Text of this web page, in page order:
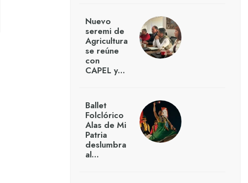
Nuevo
seremi de
Agricultura
se reúne
con
CAPEL y…
Ballet
Folclórico
Alas de Mi
Patria
deslumbra
al…